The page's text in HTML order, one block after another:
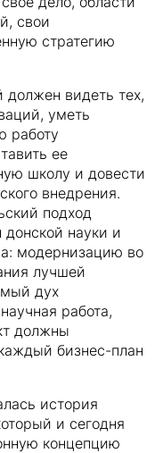
свои
стратегию
видеть тех,
уметь
работу
ее
школу и довести
внедрения.
подход
науки и
модернизацию во
лучшей
дух
работа,
должны
бизнес-план
история
и сегодня
концепцию